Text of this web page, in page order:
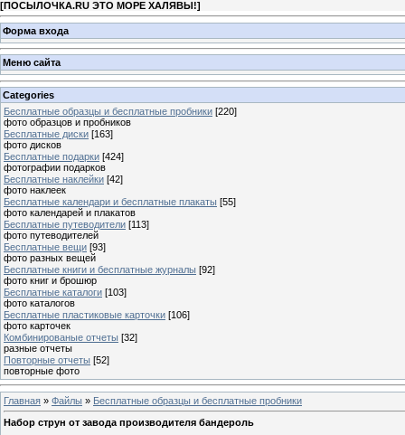
[ПОСЫЛОЧКА.RU ЭТО МОРЕ ХАЛЯВЫ!]
Форма входа
Меню сайта
Categories
Бесплатные образцы и бесплатные пробники [220]
фото образцов и пробников
Бесплатные диски [163]
фото дисков
Бесплатные подарки [424]
фотографии подарков
Бесплатные наклейки [42]
фото наклеек
Бесплатные календари и бесплатные плакаты [55]
фото календарей и плакатов
Бесплатные путеводители [113]
фото путеводителей
Бесплатные вещи [93]
фото разных вещей
Бесплатные книги и бесплатные журналы [92]
фото книг и брошюр
Бесплатные каталоги [103]
фото каталогов
Бесплатные пластиковые карточки [106]
фото карточек
Комбинированые отчеты [32]
разные отчеты
Повторные отчеты [52]
повторные фото
Главная » Файлы » Бесплатные образцы и бесплатные пробники
Набор струн от завода производителя бандероль